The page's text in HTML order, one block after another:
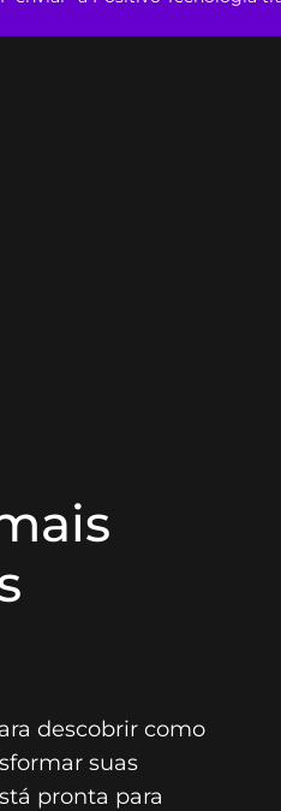
descobrir como
suas
pronta para